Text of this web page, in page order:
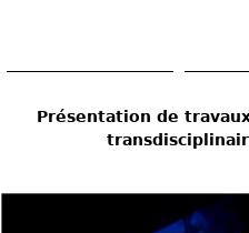
main
Présentation de